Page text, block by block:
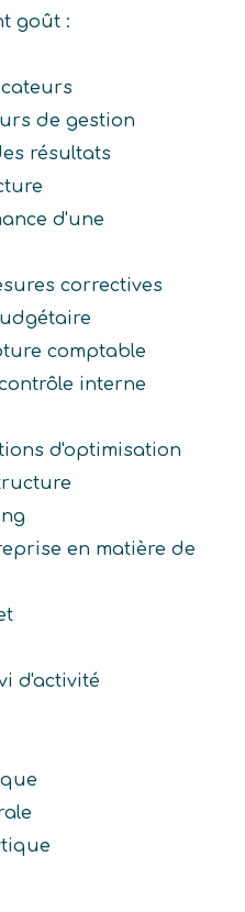
goût :
de gestion
résultats
d'une
correctives
comptable
interne
d'optimisation
en matière de
d'activité